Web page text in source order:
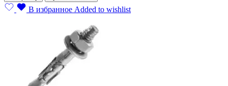
В избранное Added to wishlist